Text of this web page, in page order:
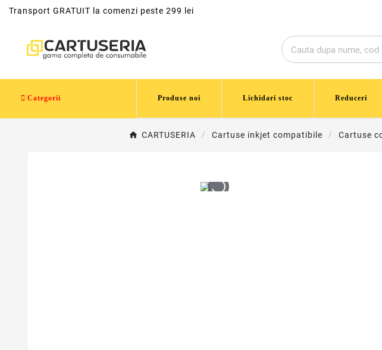
Transport GRATUIT la comenzi peste 299 lei
Categorii Produse noi Lichidari stoc Reduceri
CARTUSERIA Cartuse inkjet compatibile Cartuse